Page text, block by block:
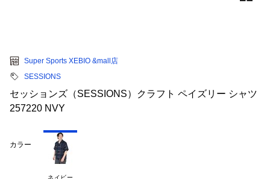
Super Sports XEBIO &mall店
SESSIONS
セッションズ（SESSIONS）クラフト ペイズリー シャツ
257220 NVY
カラー
ネイビー